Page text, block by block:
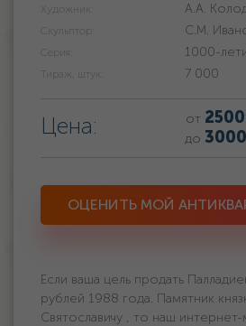
Художник: А.А.
Скульптор: С.М.
Серия: 1000-
Тираж, штук: 7 000
Цена: от
до
ОЦЕНИТЬ МОЙ
Если ваша цель продать
рублей 1988 года. Памятник
Святославичу , то наш интернет-